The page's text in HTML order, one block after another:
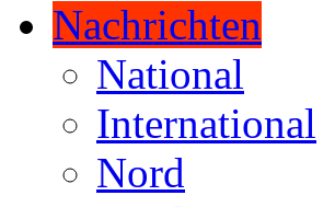
Nachrichten
National
International
Nord